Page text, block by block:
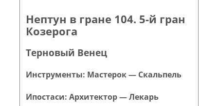
Нептун в гране 104. 5-й гран
Козерога
Терновый Венец
Инструменты: Мастерок — Скальпель
Ипостаси: Архитектор — Лекарь